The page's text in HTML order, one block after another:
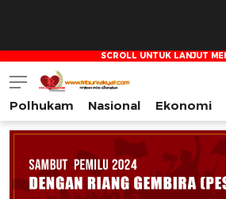
Tribun Rakyat
Tulus – Terdepan – Diharapkan
Polhukam Nasional Ekonomi